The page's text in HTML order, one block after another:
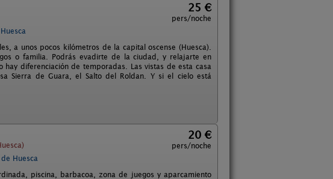
25 €
pers/noche
a unos pocos kilómetros de la capital oscense (Huesca).
o familia. Podrás evadirte de la ciudad, y relajarte en
diferenciación de temporadas. Las vistas de esta casa
Sierra de Guara, el Salto del Roldan. Y si el cielo está
20 €
pers/noche
Huesca
piscina, barbacoa, zona de juegos y aparcamiento